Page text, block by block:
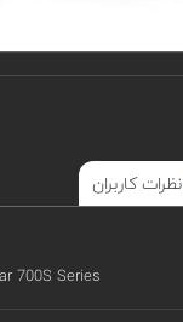
نظرات کاربران
700S Series